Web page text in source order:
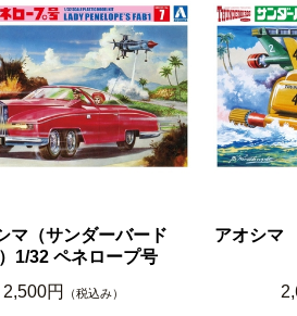
マ（サンダーバード
1/32 ペネロープ号
2,500円
（税込み）
アオシマ